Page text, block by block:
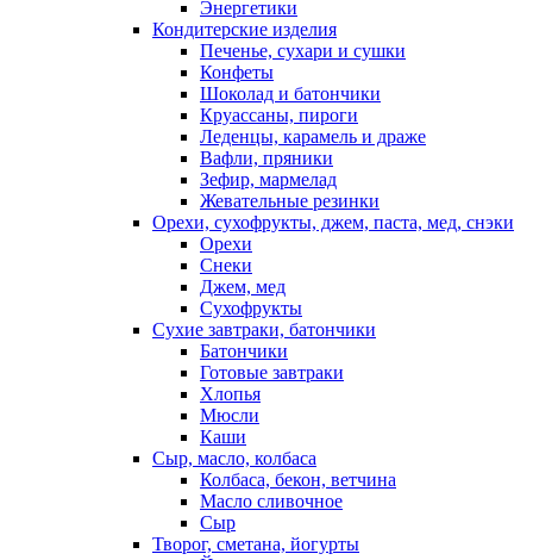
Энергетики
Кондитерские изделия
Печенье, сухари и сушки
Конфеты
Шоколад и батончики
Круассаны, пироги
Леденцы, карамель и драже
Вафли, пряники
Зефир, мармелад
Жевательные резинки
Орехи, сухофрукты, джем, паста, мед, снэки
Орехи
Снеки
Джем, мед
Сухофрукты
Сухие завтраки, батончики
Батончики
Готовые завтраки
Хлопья
Мюсли
Каши
Сыр, масло, колбаса
Колбаса, бекон, ветчина
Масло сливочное
Сыр
Творог, сметана, йогурты